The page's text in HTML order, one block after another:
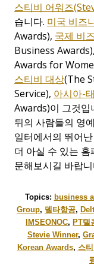
스티비 어워즈
습니다. 미국 비즈
Awards), 국제 비
Business Awards),
Awards for
스티비 대상(The
Service), 아시아-
Awards)이 그것입
뒤의 사람들의 영
일터에서의 뛰어
더 아실 수 있는 홈
문해보시길 바랍니
Topics: business
Group, 델타항공,
IMSEONOC, PT텔
Stevie Winner,
Korean Awards, 스